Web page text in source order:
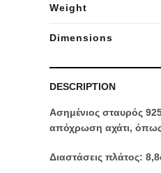
Weight
Dimensions
DESCRIPTION
Ασημένιος σταυρός
απόχρωση αχάτι, όπως
Διαστάσεις πλάτος: